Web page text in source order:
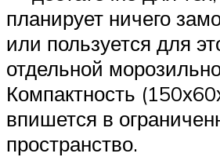
планирует ничего
или пользуется для
отдельной
Компактность
впишется в
пространство.